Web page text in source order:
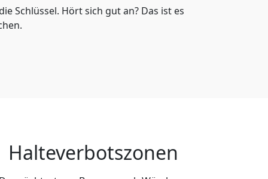
Schlüssel. Hört sich gut an? Das ist es
Halteverbotszonen